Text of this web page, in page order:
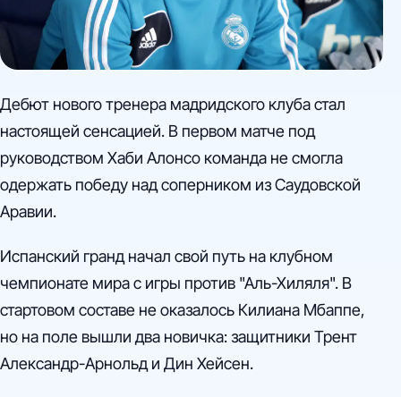
Дебют нового тренера мадридского клуба стал
настоящей сенсацией. В первом матче под
руководством Хаби Алонсо команда не смогла
одержать победу над соперником из Саудовской
Аравии.
Испанский гранд начал свой путь на клубном
чемпионате мира с игры против "Аль-Хиляля". В
стартовом составе не оказалось Килиана Мбаппе,
но на поле вышли два новичка: защитники Трент
Александр-Арнольд и Дин Хейсен.